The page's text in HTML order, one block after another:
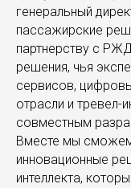
генеральный
пассажирские
партнерству с
решения, чья
сервисов,
отрасли и тревел-
совместным
Вместе мы
инновационные
интеллекта,